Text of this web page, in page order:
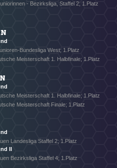
- Bezirksliga, Staffel 2; 1.Platz
Bundesliga West; 1.Platz
Meisterschaft 1. Halbfinale; 1.Platz
Meisterschaft 1. Halbfinale; 1.Platz
Meisterschaft Finale; 1.Platz
Landesliga Staffel 2; 1.Platz
II
Bezirksliga Staffel 4; 1.Platz